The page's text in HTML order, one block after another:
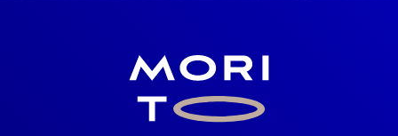
SHOWROOM
ショールーム
岡山県勝田郡奈義町中島西108-1